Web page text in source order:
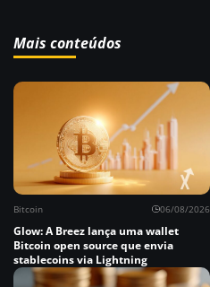
Mais conteúdos
Bitcoin 06/08/2026
Glow: A Breez lança uma wallet
Bitcoin open source que envia
stablecoins via Lightning